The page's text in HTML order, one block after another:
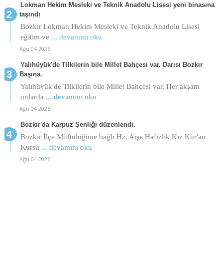
Lokman Hekim Mesleki ve Teknik Anadolu Lisesi yeni binasına
taşındı
Bozkır Lokman Hekim Mesleki ve Teknik Anadolu Lisesi
eğitim ve ... devamını oku
Ağu 04 2026
Yalıhüyük'de Tilkilerin bile Millet Bahçesi var. Darısı Bozkır
Başına.
Yalıhüyük'de Tilkilerin bile Millet Bahçesi var. Her akşam
onlarda ... devamını oku
Ağu 04 2026
Bozkır'da Karpuz Şenliği düzenlendi.
Bozkır İlçe Müftülüğüne bağlı Hz. Aişe Hafızlık Kız Kur'an
Kursu ... devamını oku
Ağu 04 2026